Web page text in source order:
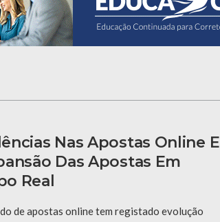
Nas Apostas Online E
Das Apostas Em
Real
de apostas online tem registado evolução